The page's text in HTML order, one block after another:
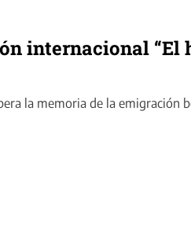
internacional “El
la memoria de la emigración